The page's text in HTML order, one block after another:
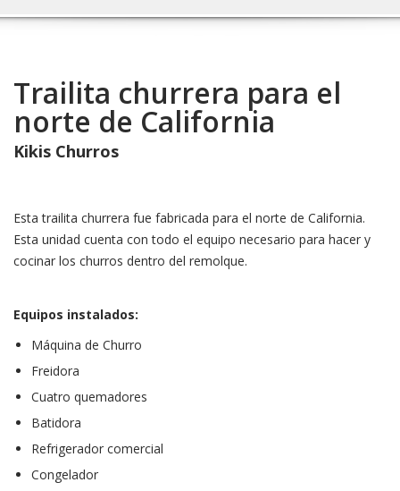
Trailita churrera para el
norte de California
Kikis Churros
Esta trailita churrera fue fabricada para el norte de California.
Esta unidad cuenta con todo el equipo necesario para hacer y
cocinar los churros dentro del remolque.
Equipos instalados:
Máquina de Churro
Freidora
Cuatro quemadores
Batidora
Refrigerador comercial
Congelador